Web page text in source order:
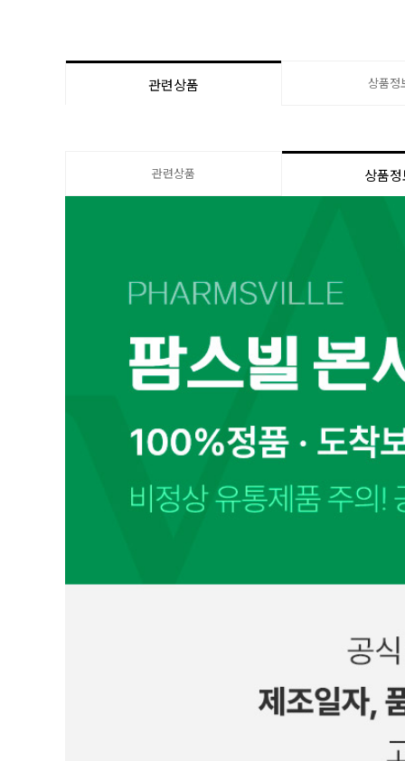
관련상품 상품정
관련상품 상품